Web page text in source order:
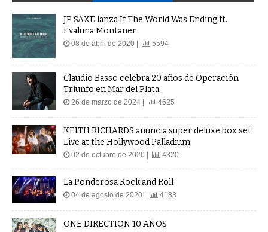
JP SAXE lanza If The World Was Ending ft.
Evaluna Montaner
08 de abril de 2020 | 5594
Claudio Basso celebra 20 años de Operación
Triunfo en Mar del Plata
26 de marzo de 2024 | 4625
KEITH RICHARDS anuncia super deluxe box set
Live at the Hollywood Palladium
02 de octubre de 2020 | 4320
La Ponderosa Rock and Roll
04 de agosto de 2020 | 4183
ONE DIRECTION 10 AÑOS